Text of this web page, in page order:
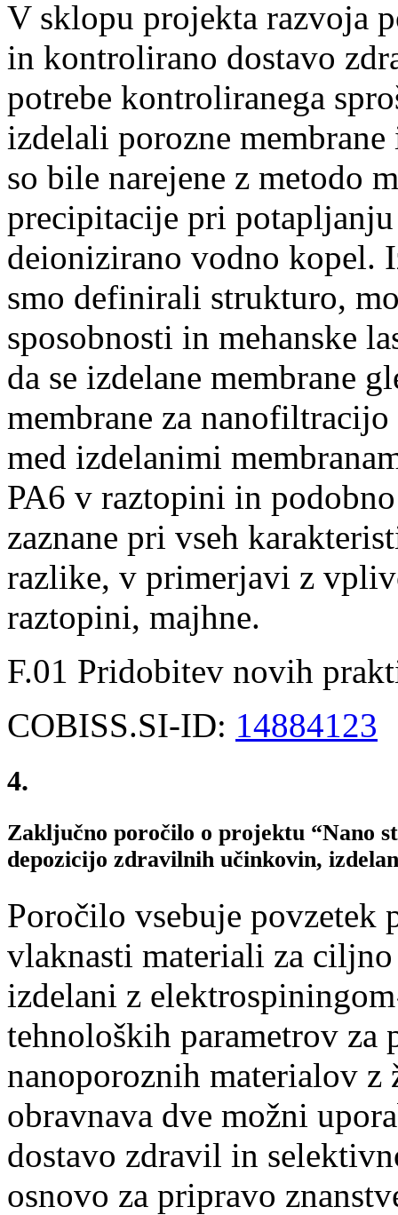
V sklopu projekta razvoja
in kontrolirano dostavo
potrebe kontroliranega
izdelali porozne
so bile narejene z metodo
precipitacije pri
deionizirano vodno kopel.
smo definirali strukturo,
sposobnosti in mehanske
da se izdelane membrane
membrane za
med izdelanimi
PA6 v raztopini in
zaznane pri vseh
razlike, v primerjavi z
raztopini, majhne.
F.01 Pridobitev novih
COBISS.SI-ID: 14884123
4.
Zaključno poročilo o projektu “Nano
depozicijo zdravilnih učinkovin,
Poročilo vsebuje povzetek
vlaknasti materiali za
izdelani z
tehnoloških parametrov
nanoporoznih materialov
obravnava dve možni
dostavo zdravil in
osnovo za pripravo